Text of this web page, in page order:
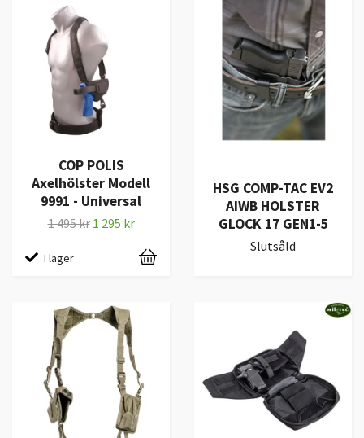
COP POLIS
Axelhölster Modell
9991 - Universal
1 495 kr 1 295 kr
I lager
HSG COMP-TAC EV2
AIWB HOLSTER
GLOCK 17 GEN1-5
Slutsåld